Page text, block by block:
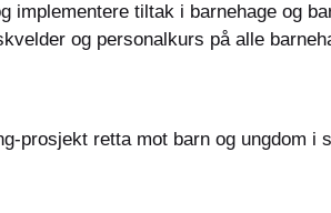
implementere tiltak i barnehage og
og personalkurs på alle
prosjekt retta mot barn og ungdom